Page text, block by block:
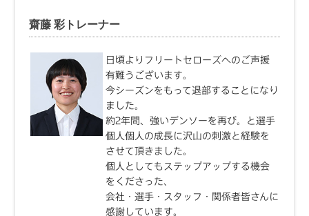
齋藤 彩トレーナー
日頃よりフリートセローズへのご声援
有難うございます。
今シーズンをもって退部することになり
ました。
約2年間、強いデンソーを再び。と選手
個人個人の成長に沢山の刺激と経験を
させて頂きました。
個人としてもステップアップする機会
をくださった、
会社・選手・スタッフ・関係者皆さんに
感謝しています。